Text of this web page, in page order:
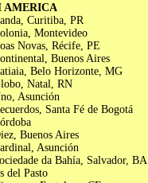
AMERICA
Curitiba, PR
Montevideo
Novas, Récife, PE
Buenos Aires
Belo Horizonte, MG
Natal, RN
Asunción
Santa Fé de Bogotá
Buenos Aires
Asunción
da Bahía, Salvador, BA
del Pasto